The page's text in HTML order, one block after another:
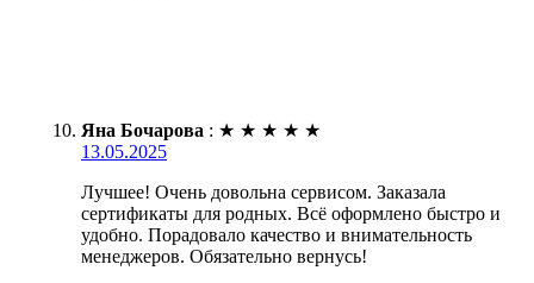
Яна Бочарова : ★ ★ ★ ★ ★
13.05.2025
Лучшее! Очень довольна сервисом. Заказала
сертификаты для родных. Всё оформлено быстро и
удобно. Порадовало качество и внимательность
менеджеров. Обязательно вернусь!